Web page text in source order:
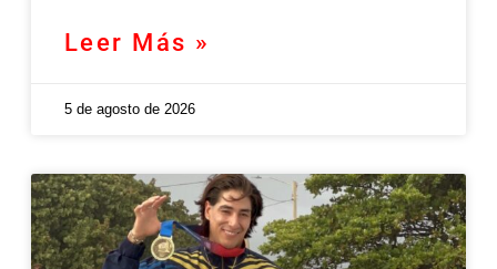
Leer Más »
5 de agosto de 2026